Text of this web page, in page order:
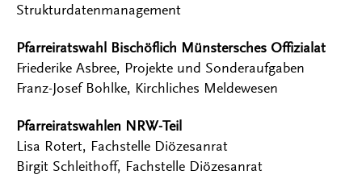
Strukturdatenmanagement
Pfarreiratswahl Bischöflich Münstersches Offizialat
Friederike Asbree, Projekte und Sonderaufgaben
Franz-Josef Bohlke, Kirchliches Meldewesen
Pfarreiratswahlen NRW-Teil
Lisa Rotert, Fachstelle Diözesanrat
Birgit Schleithoff, Fachstelle Diözesanrat